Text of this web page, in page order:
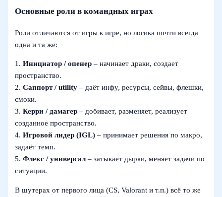
Основные роли в командных играх
Роли отличаются от игры к игре, но логика почти всегда
одна и та же:
1.Инициатор / опенер – начинает драки, создает
пространство.
2.Саппорт / utility – даёт инфу, ресурсы, сейвы, флешки,
смоки.
3.Керри / дамагер – добивает, разменяет, реализует
созданное пространство.
4.Игровой лидер (IGL) – принимает решения по макро,
задаёт темп.
5.Флекс / универсал – затыкает дырки, меняет задачи по
ситуации.
В шутерах от первого лица (CS, Valorant и т.п.) всё то же